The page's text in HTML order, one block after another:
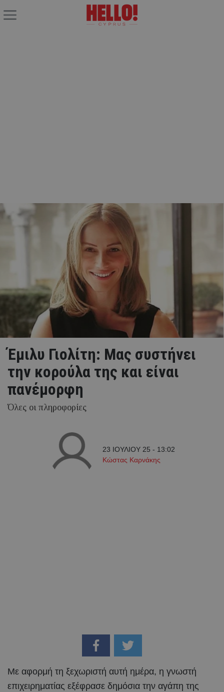
Έμιλυ Γιολίτη: Μας συστήνει
την κορούλα της και είναι
πανέμορφη
Όλες οι πληροφορίες
23 ΙΟΥΛΙΟΥ 25 - 13:02
Κώστας Καρνάκης
Με αφορμή τη ξεχωριστή αυτή ημέρα, η γνωστή
επιχειρηματίας εξέφρασε δημόσια την αγάπη της